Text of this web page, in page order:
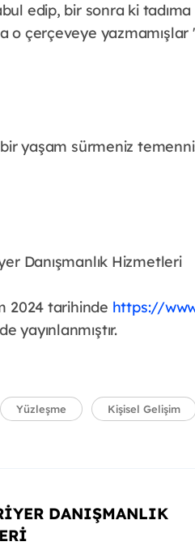
edip, bir sonra ki
o çerçeveye yazmamışlar
bir yaşam sürmeniz
Danışmanlık Hizmetleri
2024 tarihinde https://
yayınlanmıştır.
Yüzleşme Kişisel Gelişim
DANIŞMANLIK